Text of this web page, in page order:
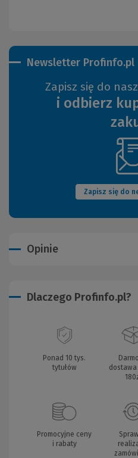
Newsletter Profinfo.pl
Zapisz się do
i odbierz
Zapisz się do
Opinie
Dlaczego Profinfo.pl?
Ponad 10 tys.
tytułów
dostawa
Promocyjne ceny
i rabaty